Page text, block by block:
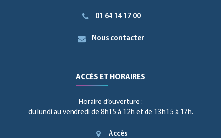
01 64 14 17 00
Nous contacter
ACCÈS ET HORAIRES
Horaire d’ouverture :
du lundi au vendredi de 8h15 à 12h et de 13h15 à 17h.
Accès